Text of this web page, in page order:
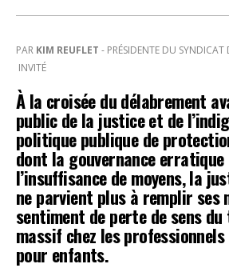
PAR KIM REUFLET - PRÉSIDENTE DU SYNDICAT
INVITÉ
À la croisée du délabrement
public de la justice et de
politique publique de
dont la gouvernance
l’insuffisance de moyens, la
ne parvient plus à remplir ses
sentiment de perte de sens
massif chez les
pour enfants.